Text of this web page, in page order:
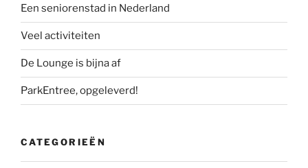
Een seniorenstad in Nederland
Veel activiteiten
De Lounge is bijna af
ParkEntree, opgeleverd!
CATEGORIEËN